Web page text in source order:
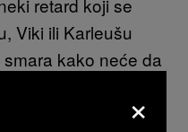
retard koji se
Viki ili Karleušu
kako neće da
da je to, u stvari,×